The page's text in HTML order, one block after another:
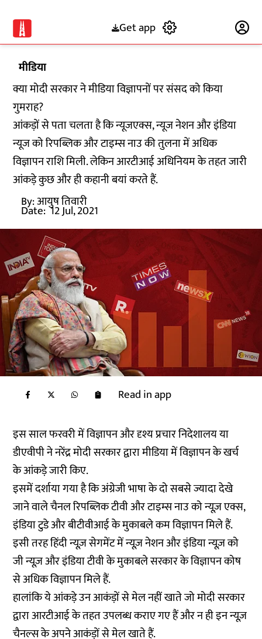
Get app
मीडिया
क्या मोदी सरकार ने मीडिया विज्ञापनों पर संसद को किया
गुमराह?
आंकड़ों से पता चलता है कि न्यूजएक्स, न्यूज नेशन और इंडिया
न्यूज को रिपब्लिक और टाइम्स नाउ की तुलना में अधिक
विज्ञापन राशि मिली. लेकिन आरटीआई अधिनियम के तहत जारी
आंकड़े कुछ और ही कहानी बयां करते हैं.
By:आयुष तिवारी
Date: 12 Jul, 2021
Read in app
इस साल फरवरी में विज्ञापन और दृश्य प्रचार निदेशालय या
डीएवीपी ने नरेंद्र मोदी सरकार द्वारा मीडिया में विज्ञापन के खर्च
के आंकड़े जारी किए.
इसमें दर्शाया गया है कि अंग्रेजी भाषा के दो सबसे ज्यादा देखे
जाने वाले चैनल रिपब्लिक टीवी और टाइम्स नाउ को न्यूज़ एक्स,
इंडिया टुडे और बीटीवीआई के मुकाबले कम विज्ञापन मिले हैं.
इसी तरह हिंदी न्यूज़ सेगमेंट में न्यूज़ नेशन और इंडिया न्यूज़ को
जी न्यूज़ और इंडिया टीवी के मुकाबले सरकार के विज्ञापन कोष
से अधिक विज्ञापन मिले हैं.
हालांकि ये आंकड़े उन आकंड़ों से मेल नहीं खाते जो मोदी सरकार
द्वारा आरटीआई के तहत उपलब्ध कराए गए हैं और न ही इन न्यूज़
चैनल्स के अपने आकंड़ों से मेल खाते हैं.